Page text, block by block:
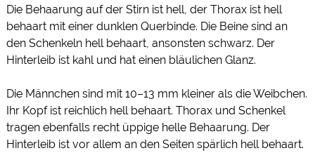
Die Behaarung auf der Stirn ist hell, der Thorax ist hell
behaart mit einer dunklen Querbinde. Die Beine sind an
den Schenkeln hell behaart, ansonsten schwarz. Der
Hinterleib ist kahl und hat einen bläulichen Glanz.
Die Männchen sind mit 10–13 mm kleiner als die Weibchen.
Ihr Kopf ist reichlich hell behaart. Thorax und Schenkel
tragen ebenfalls recht üppige helle Behaarung. Der
Hinterleib ist vor allem an den Seiten spärlich hell behaart.